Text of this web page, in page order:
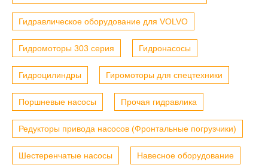
Гидравлическое оборудование для VOLVO
Гидромоторы 303 серия Гидронасосы
Гидроцилиндры Гиромоторы для спецтехники
Поршневые насосы Прочая гидравлика
Редукторы привода насосов (Фронтальные погрузчики)
Шестеренчатые насосы Навесное оборудование